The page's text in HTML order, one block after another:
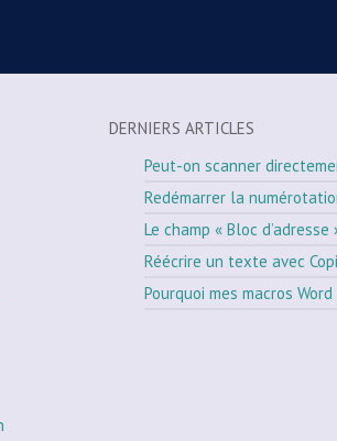
DERNIERS ARTICLES
Peut-on scanner
Redémarrer la
Le champ « Bloc
Réécrire un texte avec
Pourquoi mes macros